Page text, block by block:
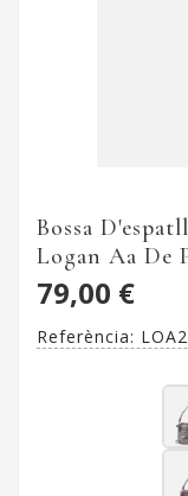
Bossa
Logan Aa De
79,00 €
Referència: